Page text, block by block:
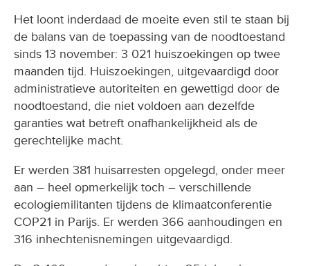
Het loont inderdaad de moeite even stil te staan bij
de balans van de toepassing van de noodtoestand
sinds 13 november: 3 021 huiszoekingen op twee
maanden tijd. Huiszoekingen, uitgevaardigd door
administratieve autoriteiten en gewettigd door de
noodtoestand, die niet voldoen aan dezelfde
garanties wat betreft onafhankelijkheid als de
gerechtelijke macht.
Er werden 381 huisarresten opgelegd, onder meer
aan – heel opmerkelijk toch – verschillende
ecologiemilitanten tijdens de klimaatconferentie
COP21 in Parijs. Er werden 366 aanhoudingen en
316 inhechtenisnemingen uitgevaardigd.